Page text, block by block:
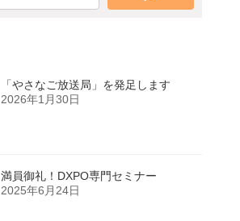
「やさなご放送局」を発足します
2026年1月30日
満員御礼！DXPO専門セミナー
2025年6月24日